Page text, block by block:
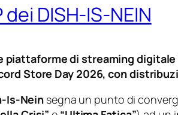
dei DISH-IS-NEIN
di streaming
Store Day 2026, con
Is-Nein segna un punto di